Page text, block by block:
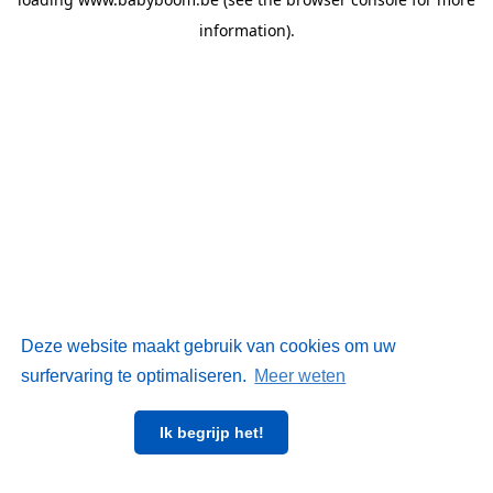
Deze website maakt gebruik van cookies om uw
surfervaring te optimaliseren. Meer weten
Ik begrijp het!
information).